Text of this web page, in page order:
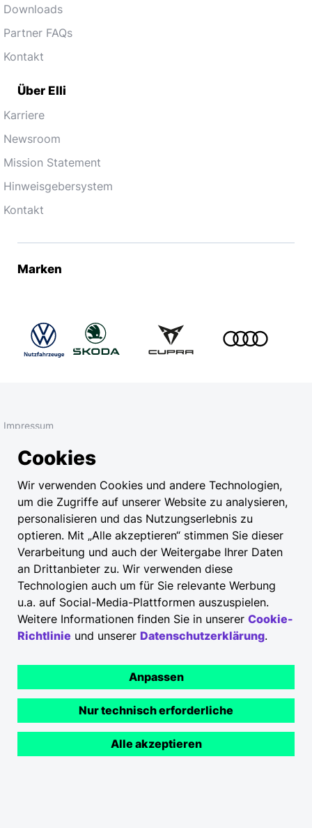
Downloads
Partner FAQs
Kontakt
Über Elli
Karriere
Newsroom
Mission Statement
Hinweisgebersystem
Kontakt
Marken
Impressum
Datenschutz
EU Data Act
Datenschutz-Einstellungen
Nutzungsbedingungen
Cookies
Barrierefreiheit
Copyright © 2026
Cookies
Wir verwenden Cookies und andere Technologien,
um die Zugriffe auf unserer Website zu analysieren,
personalisieren und das Nutzungserlebnis zu
optieren. Mit „Alle akzeptieren“ stimmen Sie dieser
Verarbeitung und auch der Weitergabe Ihrer Daten
an Drittanbieter zu. Wir verwenden diese
Technologien auch um für Sie relevante Werbung
u.a. auf Social-Media-Plattformen auszuspielen.
Weitere Informationen finden Sie in unserer Cookie-
Richtlinie und unserer Datenschutzerklärung.
Anpassen
Nur technisch erforderliche
Alle akzeptieren